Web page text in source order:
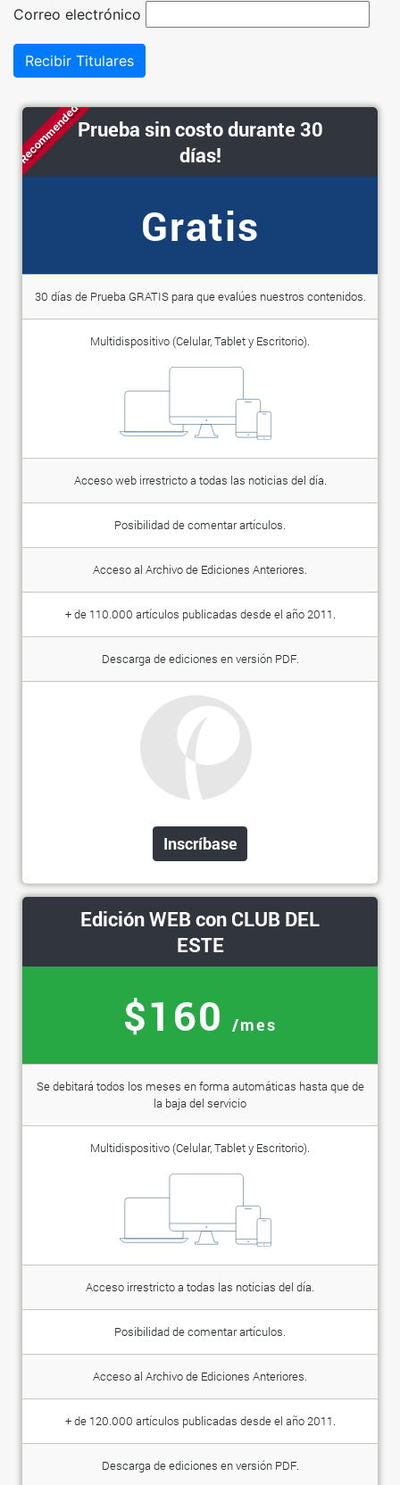
Correo electrónico
Recibir Titulares
RecommendedPrueba sin costo durante 30
días!
Gratis
30 días de Prueba GRATIS para que evalúes nuestros contenidos.
Multidispositivo (Celular, Tablet y Escritorio).
Acceso web irrestricto a todas las noticias del día.
Posibilidad de comentar artículos.
Acceso al Archivo de Ediciones Anteriores.
+ de 110.000 artículos publicadas desde el año 2011.
Descarga de ediciones en versión PDF.
Inscríbase
Edición WEB con CLUB DEL
ESTE
$160 /mes
Se debitará todos los meses en forma automáticas hasta que de
la baja del servicio
Multidispositivo (Celular, Tablet y Escritorio).
Acceso irrestricto a todas las noticias del día.
Posibilidad de comentar artículos.
Acceso al Archivo de Ediciones Anteriores.
+ de 120.000 artículos publicadas desde el año 2011.
Descarga de ediciones en versión PDF.